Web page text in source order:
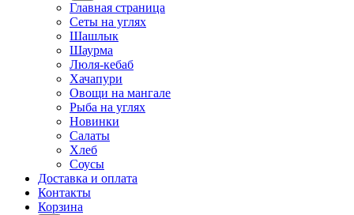
Главная страница
Сеты на углях
Шашлык
Шаурма
Люля-кебаб
Хачапури
Овощи на мангале
Рыба на углях
Новинки
Салаты
Хлеб
Соусы
Доставка и оплата
Контакты
Корзина